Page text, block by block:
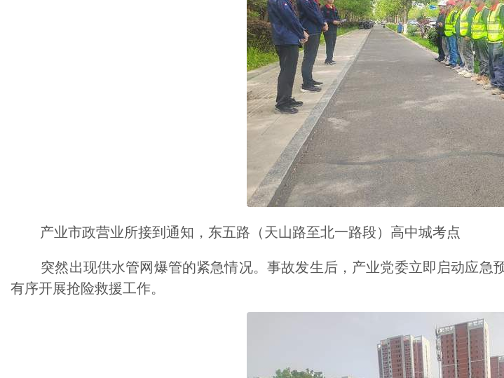
产业市政营业所接到通知，东五路（天山路至北一路段）高中城考点
突然出现供水管网爆管的紧急情况。事故发生后，产业党委立即启动应急
有序开展抢险救援工作。